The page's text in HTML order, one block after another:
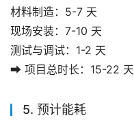
材料制造：5-7 天
现场安装：7-10 天
测试与调试：1-2 天
➡ 项目总时长：15-22 天
5. 预计能耗